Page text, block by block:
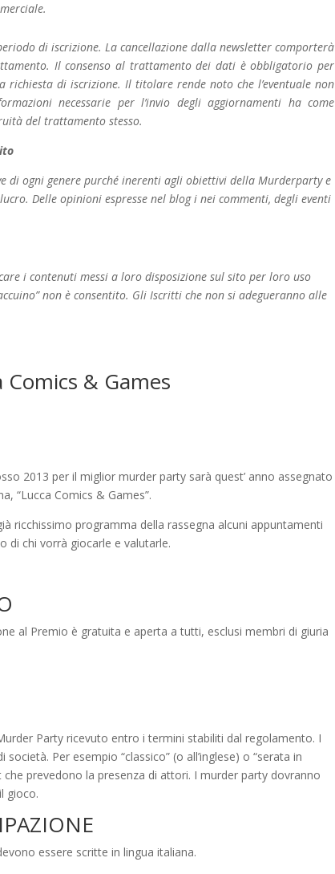
di iscrizione. La cancellazione dalla newsletter comporterà
Il consenso al trattamento dei dati è obbligatorio per
di iscrizione. Il titolare rende noto che l’eventuale non
necessarie per l’invio degli aggiornamenti ha come
del trattamento stesso.
di ogni genere purché inerenti agli obiettivi della Murderparty e
Delle opinioni espresse nel blog i nei commenti, degli eventi
i contenuti messi a loro disposizione sul sito per loro uso
non è consentito. Gli Iscritti che non si adegueranno alle
& Games
2013 per il miglior murder party sarà quest’ anno assegnato
“Lucca Comics & Games”.
ricchissimo programma della rassegna alcuni appuntamenti
di chi vorrà giocarle e valutarle.
al Premio è gratuita e aperta a tutti, esclusi membri di giuria
Party ricevuto entro i termini stabiliti dal regolamento. I
Per esempio “classico” (o all’inglese) o “serata in
prevedono la presenza di attori. I murder party dovranno
gioco.
essere scritte in lingua italiana.